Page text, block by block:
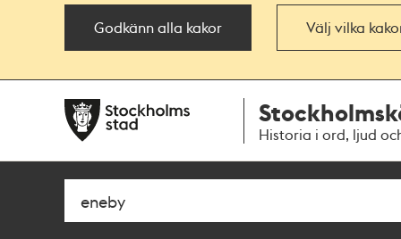
Godkänn alla kakor Välj vilka
navigationen
huvudinnehållet
Historia i ord, ljud
Sök